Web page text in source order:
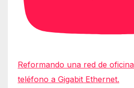
Reformando una red de
teléfono a Gigabit Ethernet.